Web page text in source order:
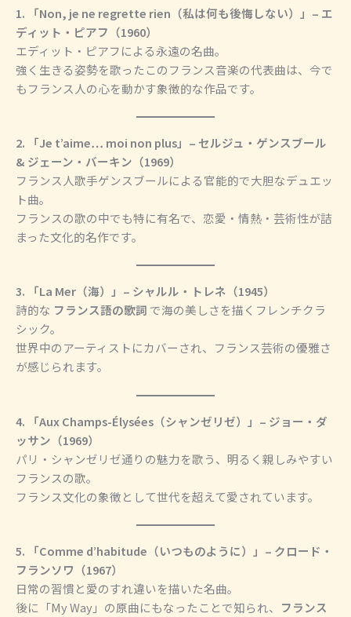
1. 「Non, je ne regrette rien（私は何も後悔しない）」– エ
ディット・ピアフ（1960）
エディット・ピアフによる永遠の名曲。
強く生きる姿勢を歌ったこのフランス音楽の代表曲は、今で
もフランス人の心を動かす象徴的な作品です。
2. 「Je t’aime… moi non plus」– セルジュ・ゲンスブール
& ジェーン・バーキン（1969）
フランス人歌手ゲンスブールによる官能的で大胆なデュエッ
ト曲。
フランスの歌の中でも特に有名で、恋愛・情熱・芸術性が詰
まった文化的名作です。
3. 「La Mer（海）」– シャルル・トレネ（1945）
詩的な フランス語の歌詞 で海の美しさを描くフレンチクラ
シック。
世界中のアーティストにカバーされ、フランス芸術の優雅さ
が感じられます。
4. 「Aux Champs-Élysées（シャンゼリゼ）」– ジョー・ダ
ッサン（1969）
パリ・シャンゼリゼ通りの魅力を歌う、明るく親しみやすい
フランスの歌。
フランス文化の象徴として世代を超えて愛されています。
5. 「Comme d’habitude（いつものように）」– クロード・
フランソワ（1967）
日常の習慣と愛のすれ違いを描いた名曲。
後に「My Way」の原曲にもなったことで知られ、 フランス